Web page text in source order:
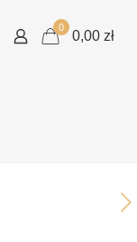
0
0,00 zł